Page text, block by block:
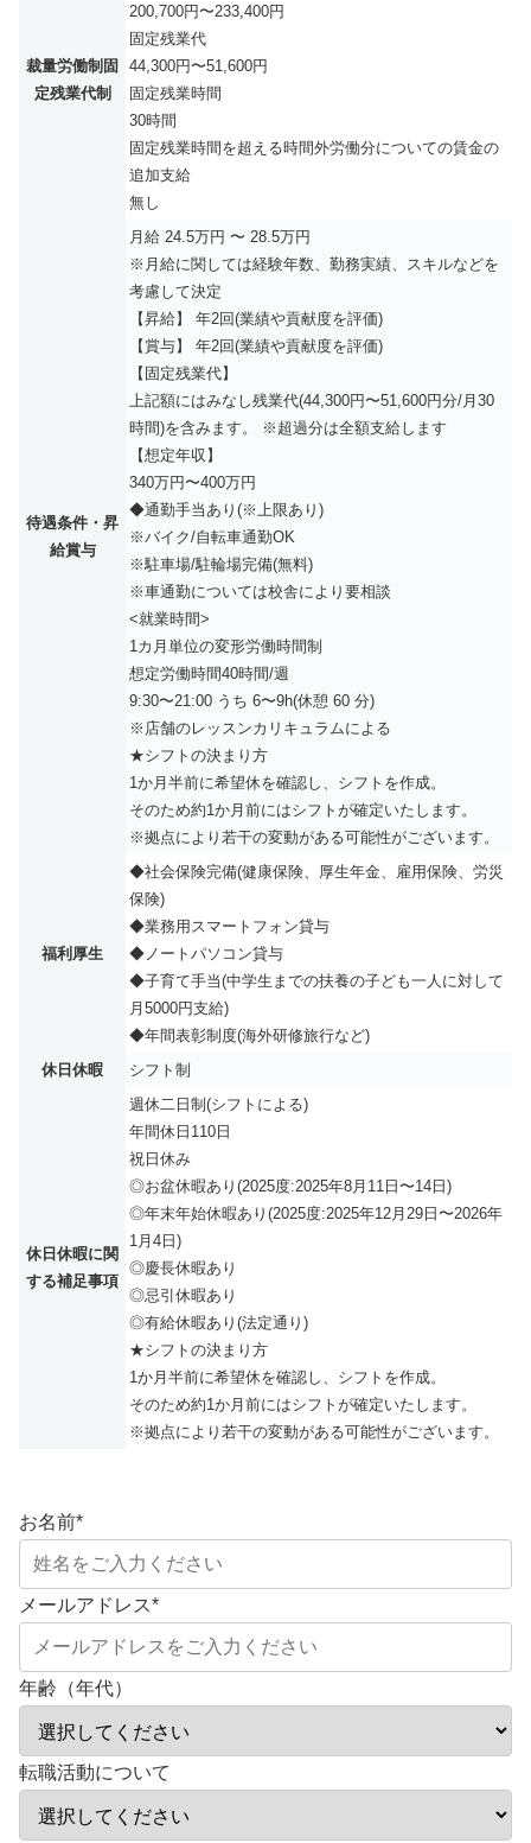
裁量労働制固
定残業代制
200,700円〜233,400円
固定残業代
44,300円〜51,600円
固定残業時間
30時間
固定残業時間を超える時間外労働分についての賃金の
追加支給
無し
待遇条件・昇
給賞与
月給 24.5万円 〜 28.5万円
※月給に関しては経験年数、勤務実績、スキルなどを
考慮して決定
【昇給】 年2回(業績や貢献度を評価)
【賞与】 年2回(業績や貢献度を評価)
【固定残業代】
上記額にはみなし残業代(44,300円〜51,600円分/月30
時間)を含みます。 ※超過分は全額支給します
【想定年収】
340万円〜400万円
◆通勤手当あり(※上限あり)
※バイク/自転車通勤OK
※駐車場/駐輪場完備(無料)
※車通勤については校舎により要相談
<就業時間>
1カ月単位の変形労働時間制
想定労働時間40時間/週
9:30〜21:00 うち 6〜9h(休憩 60 分)
※店舗のレッスンカリキュラムによる
★シフトの決まり方
1か月半前に希望休を確認し、シフトを作成。
そのため約1か月前にはシフトが確定いたします。
※拠点により若干の変動がある可能性がございます。
福利厚生
◆社会保険完備(健康保険、厚生年金、雇用保険、労災
保険)
◆業務用スマートフォン貸与
◆ノートパソコン貸与
◆子育て手当(中学生までの扶養の子ども一人に対して
月5000円支給)
◆年間表彰制度(海外研修旅行など)
休日休暇
シフト制
休日休暇に関
する補足事項
週休二日制(シフトによる)
年間休日110日
祝日休み
◎お盆休暇あり(2025度:2025年8月11日〜14日)
◎年末年始休暇あり(2025度:2025年12月29日〜2026年
1月4日)
◎慶長休暇あり
◎忌引休暇あり
◎有給休暇あり(法定通り)
★シフトの決まり方
1か月半前に希望休を確認し、シフトを作成。
そのため約1か月前にはシフトが確定いたします。
※拠点により若干の変動がある可能性がございます。
お名前*
メールアドレス*
年齢（年代）
転職活動について